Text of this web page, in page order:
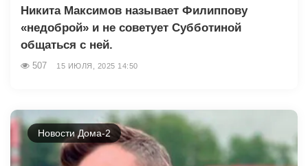
Никита Максимов называет Филиппову
«недоброй» и не советует Субботиной
общаться с ней.
507 15 ИЮЛЯ, 2025 14:50
Новости Дома-2